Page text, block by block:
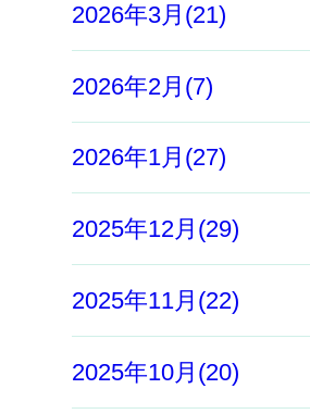
2026年3月(21)
2026年2月(7)
2026年1月(27)
2025年12月(29)
2025年11月(22)
2025年10月(20)